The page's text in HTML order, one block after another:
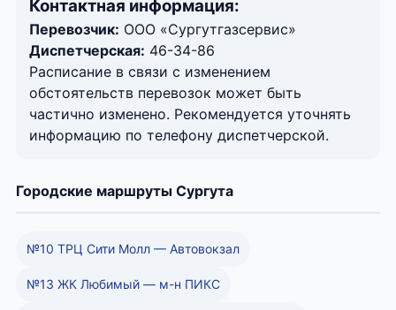
Контактная информация:
Перевозчик: ООО «Сургутгазсервис»
Диспетчерская: 46-34-86
Расписание в связи с изменением
обстоятельств перевозок может быть
частично изменено. Рекомендуется уточнять
информацию по телефону диспетчерской.
Городские маршруты Сургута
№10 ТРЦ Сити Молл — Автовокзал
№13 ЖК Любимый — м-н ПИКС